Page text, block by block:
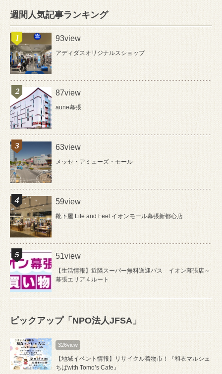
週間人気記事ランキング
93view
アディダスオリジナルスショップ
87view
aune幕張
63view
メッセ・アミューズ・モール
59view
靴下屋 Life and Feel イオンモール幕張新都心店
51view
【生活情報】近隣スーパー無料送迎バス イオン幕張店～
幕張エリア４ルート
ピックアップ「NPO法人JFSA」
326view
【地域イベント情報】リサイクル着物市！『和衣マルシェ
ちばwith Tomo’s Cafe』